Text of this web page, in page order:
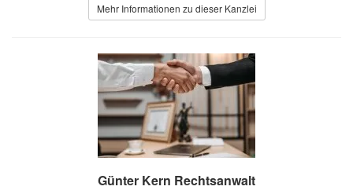
Mehr Informationen zu dieser Kanzlei
Günter Kern Rechtsanwalt